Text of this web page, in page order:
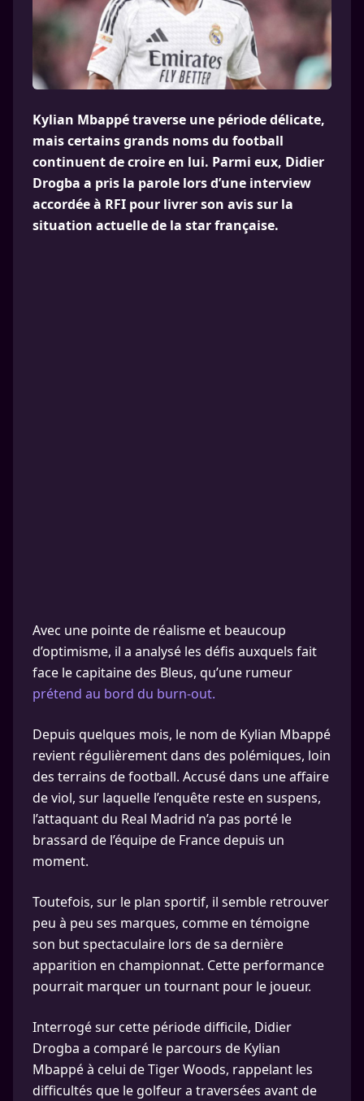
Kylian Mbappé traverse une période délicate,
mais certains grands noms du football
continuent de croire en lui. Parmi eux, Didier
Drogba a pris la parole lors d’une interview
accordée à RFI pour livrer son avis sur la
situation actuelle de la star française.
Avec une pointe de réalisme et beaucoup
d’optimisme, il a analysé les défis auxquels fait
face le capitaine des Bleus, qu’une rumeur
prétend au bord du burn-out.
Depuis quelques mois, le nom de Kylian Mbappé
revient régulièrement dans des polémiques, loin
des terrains de football. Accusé dans une affaire
de viol, sur laquelle l’enquête reste en suspens,
l’attaquant du Real Madrid n’a pas porté le
brassard de l’équipe de France depuis un
moment.
Toutefois, sur le plan sportif, il semble retrouver
peu à peu ses marques, comme en témoigne
son but spectaculaire lors de sa dernière
apparition en championnat. Cette performance
pourrait marquer un tournant pour le joueur.
Interrogé sur cette période difficile, Didier
Drogba a comparé le parcours de Kylian
Mbappé à celui de Tiger Woods, rappelant les
difficultés que le golfeur a traversées avant de